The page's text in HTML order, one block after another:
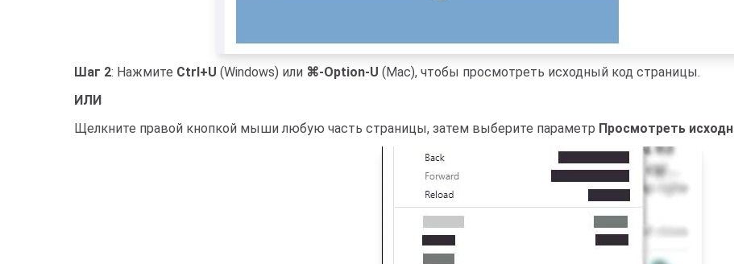
Шаг 2: Нажмите Ctrl+U (Windows) или ⌘-Option-U (Mac), чтобы просмотреть исходный код страницы.
ИЛИ
Щелкните правой кнопкой мыши любую часть страницы, затем выберите параметр Просмотреть